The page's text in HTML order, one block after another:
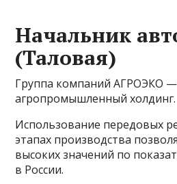
Начальник
(Таловая)
Группа компаний АГРОЭКО
агропро­мышленный холдинг.
Использование передовых
этапах производства
высоких значений по
в России.